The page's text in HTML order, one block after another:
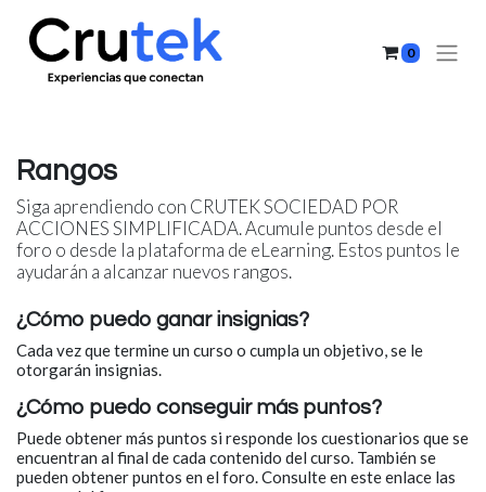
0
Rangos
Siga aprendiendo con CRUTEK SOCIEDAD POR
ACCIONES SIMPLIFICADA. Acumule puntos desde el
foro o desde la plataforma de eLearning. Estos puntos le
ayudarán a alcanzar nuevos rangos.
¿Cómo puedo ganar insignias?
Cada vez que termine un curso o cumpla un objetivo, se le
otorgarán insignias.
¿Cómo puedo conseguir más puntos?
Puede obtener más puntos si responde los cuestionarios que se
encuentran al final de cada contenido del curso. También se
pueden obtener puntos en el foro. Consulte en este enlace las